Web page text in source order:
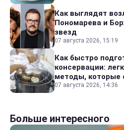
Как выглядят
Пономарева и
звезд
07 августа 2026, 15:19
Как быстро
консервации:
методы, которые
07 августа 2026, 14:36
Больше интересного